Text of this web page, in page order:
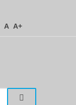
A A+